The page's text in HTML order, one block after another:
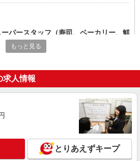
パースタッフ（寿司、ベーカリー、鮮
般食品）
：1413円（寿司・鮮魚） 時給：1226円
／時給200円増 ★学生以外の長期希
パート対象です。 ★職種を限定しての募
め、勤務時間・曜日の項目をご確認くださ
県新座市野寺2-6-38
詳細を見る
パースタッフ（ベーカリー）
：1204円（ベーカリー） ※曜日・時間帯
もっと見る
求人情報
とりあえずキープ